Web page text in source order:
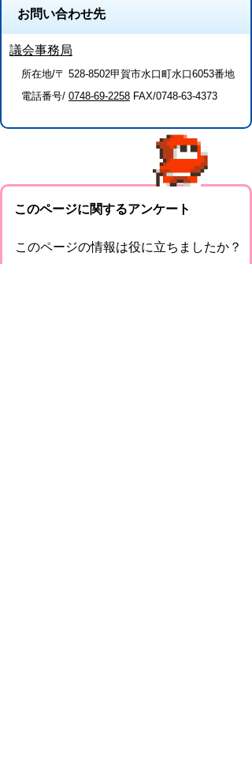
お問い合わせ先
議会事務局
所在地/〒 528-8502甲賀市水口町水口6053番地
電話番号/ 0748-69-2258 FAX/0748-63-4373
このページに関するアンケート
このページの情報は役に立ちましたか？